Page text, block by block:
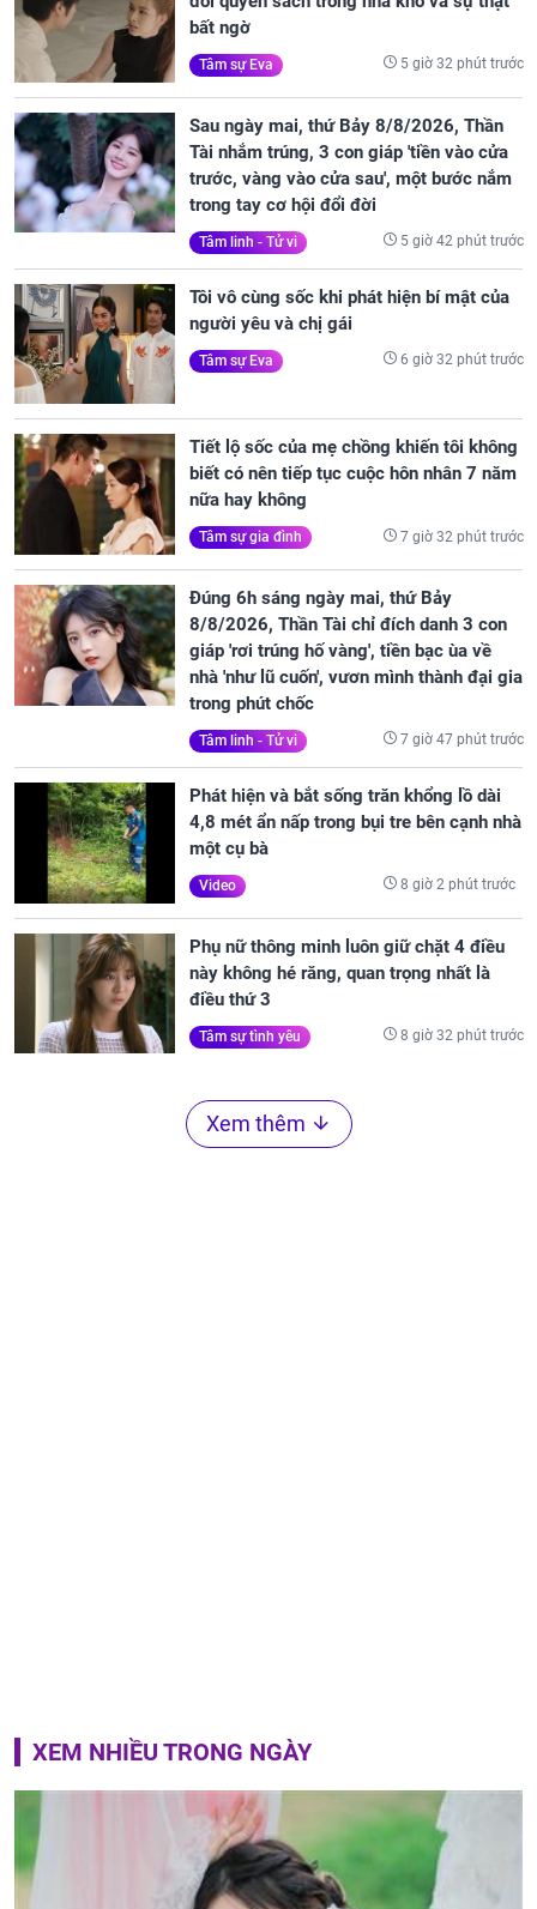
bất ngờ
Tâm sự Eva 5 giờ 32 phút trước
Sau ngày mai, thứ Bảy 8/8/2026, Thần
Tài nhắm trúng, 3 con giáp 'tiền vào cửa
trước, vàng vào cửa sau', một bước nắm
trong tay cơ hội đổi đời
Tâm linh - Tử vi 5 giờ 42 phút trước
Tôi vô cùng sốc khi phát hiện bí mật của
người yêu và chị gái
Tâm sự Eva 6 giờ 32 phút trước
Tiết lộ sốc của mẹ chồng khiến tôi không
biết có nên tiếp tục cuộc hôn nhân 7 năm
nữa hay không
Tâm sự gia đình 7 giờ 32 phút trước
Đúng 6h sáng ngày mai, thứ Bảy
8/8/2026, Thần Tài chỉ đích danh 3 con
giáp 'rơi trúng hố vàng', tiền bạc ùa về
nhà 'như lũ cuốn', vươn mình thành đại gia
trong phút chốc
Tâm linh - Tử vi 7 giờ 47 phút trước
Phát hiện và bắt sống trăn khổng lồ dài
4,8 mét ẩn nấp trong bụi tre bên cạnh nhà
một cụ bà
Video 8 giờ 2 phút trước
Phụ nữ thông minh luôn giữ chặt 4 điều
này không hé răng, quan trọng nhất là
điều thứ 3
Tâm sự tình yêu 8 giờ 32 phút trước
Xem thêm
XEM NHIỀU TRONG NGÀY